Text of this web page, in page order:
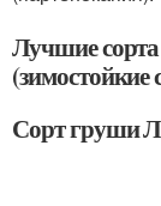
Лучшие
Сорт груши